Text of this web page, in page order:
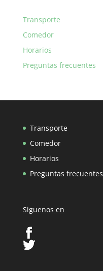
Transporte
Comedor
Horarios
Preguntas frecuentes
Transporte
Comedor
Horarios
Preguntas frecuentes
Siguenos en